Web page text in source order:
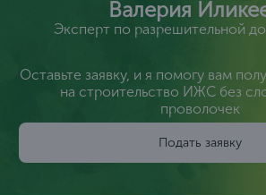
Валерия
Эксперт по разрешительной
Оставьте заявку, и я помогу вам
на строительство ИЖС без
проволочек
Подать заявку